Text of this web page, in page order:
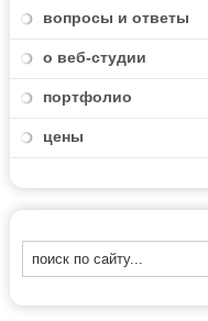
вопросы и ответы
о веб-студии
портфолио
цены